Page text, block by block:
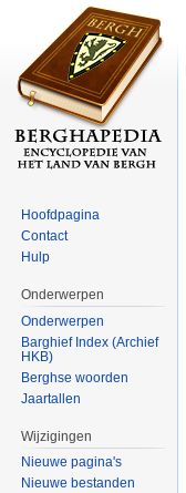
Hoofdpagina
Contact
Hulp
Onderwerpen
Onderwerpen
Barghief Index (Archief
HKB)
Berghse woorden
Jaartallen
Wijzigingen
Nieuwe pagina's
Nieuwe bestanden